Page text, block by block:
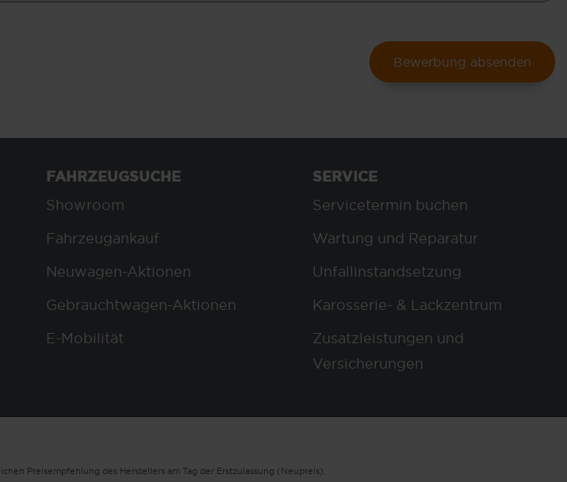
Bewerbung absenden
FAHRZEUGSUCHE
Showroom
Fahrzeugankauf
Neuwagen-Aktionen
Gebrauchtwagen-Aktionen
E-Mobilität
SERVICE
Servicetermin buchen
Wartung und Reparatur
Unfallinstandsetzung
Karosserie- & Lackzentrum
Zusatzleistungen und
Versicherungen
Preisempfehlung des Herstellers am Tag der Erstzulassung (Neupreis).